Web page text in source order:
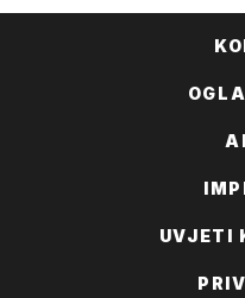
UVJETI